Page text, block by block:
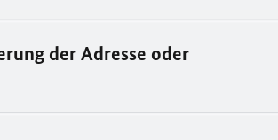
der Adresse oder